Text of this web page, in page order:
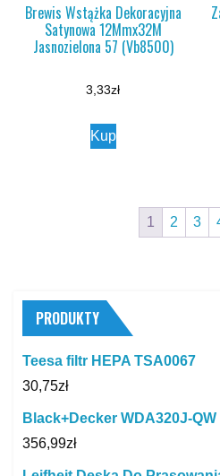
Brewis Wstążka Dekoracyjna
Satynowa 12Mmx32M
Jasnozielona 57 (Vb8500)
3,33zł
Kup
1 2 3
PRODUKTY
Teesa filtr HEPA TSA0067
30,75zł
Black+Decker WDA320J-QW
356,99zł